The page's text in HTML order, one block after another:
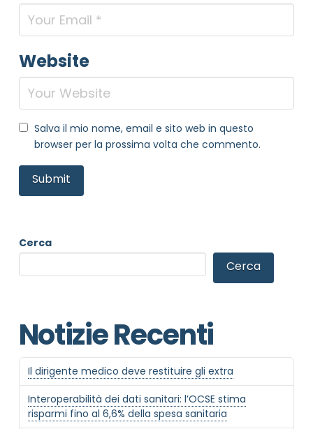
Website
Salva il mio nome, email e sito web in questo
browser per la prossima volta che commento.
Cerca
Cerca
Notizie Recenti
Il dirigente medico deve restituire gli extra
Interoperabilità dei dati sanitari: l’OCSE stima
risparmi fino al 6,6% della spesa sanitaria